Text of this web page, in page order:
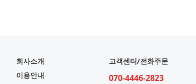
회사소개
이용안내
고객센터/전화주문
070-4446-2823